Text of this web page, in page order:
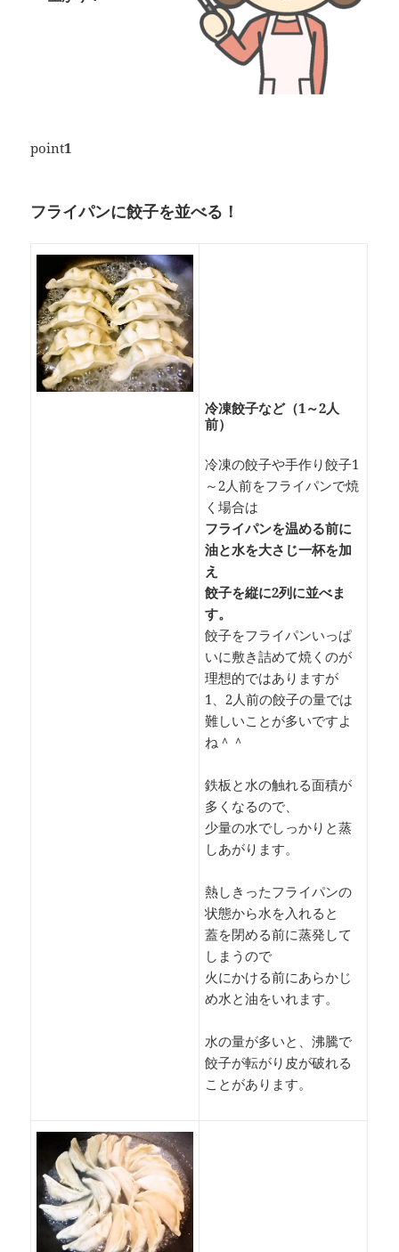
point1
フライパンに餃子を並べる！
冷凍餃子など（1～2人
前）
冷凍の餃子や手作り餃子1
～2人前をフライパンで焼
く場合は
フライパンを温める前に
油と水を大さじ一杯を加
え
餃子を縦に2列に並べま
す。
餃子をフライパンいっぱ
いに敷き詰めて焼くのが
理想的ではありますが
1、2人前の餃子の量では
難しいことが多いですよ
ね＾＾
鉄板と水の触れる面積が
多くなるので、
少量の水でしっかりと蒸
しあがります。
熱しきったフライパンの
状態から水を入れると
蓋を閉める前に蒸発して
しまうので
火にかける前にあらかじ
め水と油をいれます。
水の量が多いと、沸騰で
餃子が転がり皮が破れる
ことがあります。